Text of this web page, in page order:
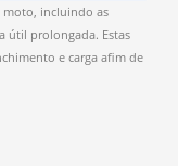
moto, incluindo as
útil prolongada. Estas
e carga afim de